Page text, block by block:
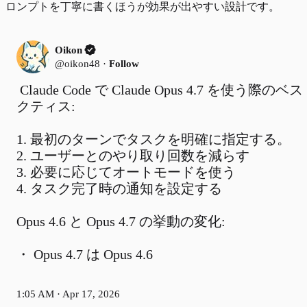
ロンプトを丁寧に書くほうが効果が出やすい設計です。
Oikon
@oikon48 · Follow
Claude Code で Claude Opus 4.7 を使う際のベス
クティス:
1. 最初のターンでタスクを明確に指定する。
2. ユーザーとのやり取り回数を減らす
3. 必要に応じてオートモードを使う
4. タスク完了時の通知を設定する
Opus 4.6 と Opus 4.7 の挙動の変化:
・ Opus 4.7 は Opus 4.6
1:05 AM · Apr 17, 2026